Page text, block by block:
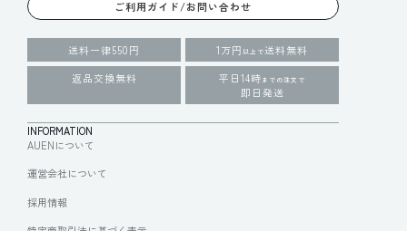
ご利用ガイド/お問い合わせ
送料一律550円 1万円 以上で送料無料
返品交換無料
平日14時 までの注文で
即日発送
INFORMATION
AUENについて
運営会社について
採用情報